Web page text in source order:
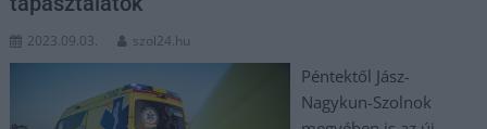
2023.09.03. szol24.hu
Péntektől Jász-
Nagykun-Szolnok